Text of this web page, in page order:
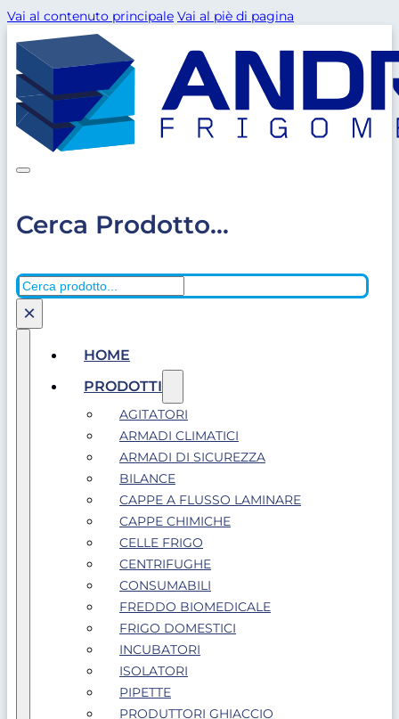
Vai al contenuto principale Vai al piè di pagina
Cerca Prodotto...
Cerca
×
HOME
PRODOTTI
AGITATORI
ARMADI CLIMATICI
ARMADI DI SICUREZZA
BILANCE
CAPPE A FLUSSO LAMINARE
CAPPE CHIMICHE
CELLE FRIGO
CENTRIFUGHE
CONSUMABILI
FREDDO BIOMEDICALE
FRIGO DOMESTICI
INCUBATORI
ISOLATORI
PIPETTE
PRODUTTORI GHIACCIO